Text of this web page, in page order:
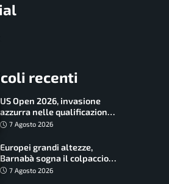
recenti
US Open 2026, invasione
azzurra nelle qualificazioni:
17 italiani a caccia del main
7 Agosto 2026
Europei grandi altezze,
Barnabà sogna il colpaccio:
è leader a metà gara, Baraldi
7 Agosto 2026